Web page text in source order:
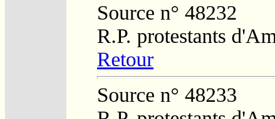
Source n° 48232
R.P. protestants
Retour
Source n° 48233